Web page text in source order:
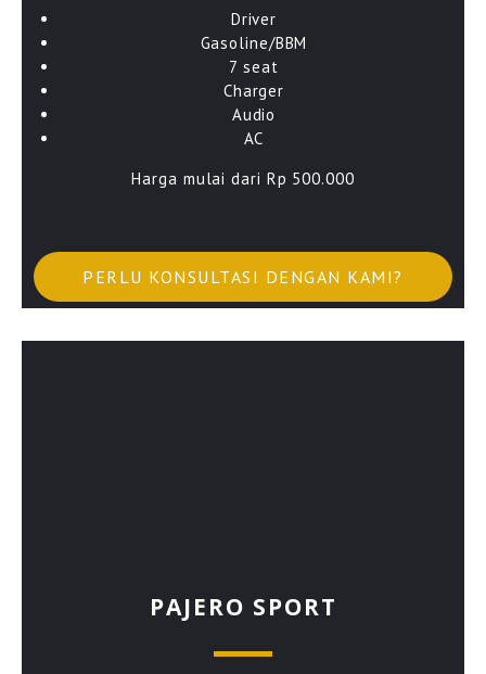
Driver
Gasoline/BBM
7 seat
Charger
Audio
AC
Harga mulai dari Rp 500.000
PERLU KONSULTASI DENGAN KAMI?
PAJERO SPORT